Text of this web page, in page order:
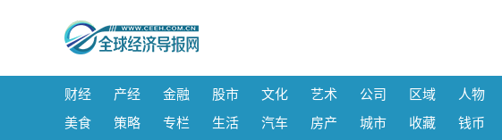
财经 产经 金融 股市 文化 艺术 公司 区域 人物
美食
策略 专栏 生活 汽车 房产 城市 收藏 钱币